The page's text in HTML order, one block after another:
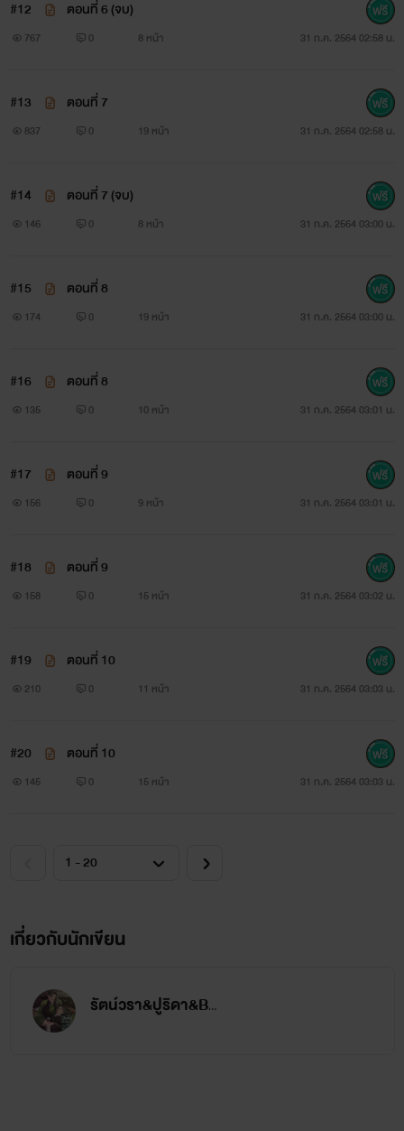
#12 ตอนที่ 6 (จบ)
767 0 8 หน้า 31 ก.ค. 2564 02:58 น.
#13 ตอนที่ 7
837 0 19 หน้า 31 ก.ค. 2564 02:58 น.
#14 ตอนที่ 7 (จบ)
146 0 8 หน้า 31 ก.ค. 2564 03:00 น.
#15 ตอนที่ 8
174 0 19 หน้า 31 ก.ค. 2564 03:00 น.
#16 ตอนที่ 8
135 0 10 หน้า 31 ก.ค. 2564 03:01 น.
#17 ตอนที่ 9
156 0 9 หน้า 31 ก.ค. 2564 03:01 น.
#18 ตอนที่ 9
158 0 15 หน้า 31 ก.ค. 2564 03:02 น.
#19 ตอนที่ 10
210 0 11 หน้า 31 ก.ค. 2564 03:03 น.
#20 ตอนที่ 10
145 0 15 หน้า 31 ก.ค. 2564 03:03 น.
เกี่ยวกับนักเขียน
รัตน์วรา&ปูริดา&Bobby Pin